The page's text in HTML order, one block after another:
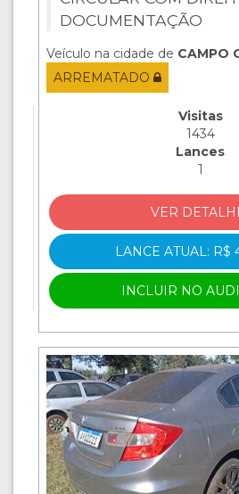
DOCUMENTAÇÃO
Veículo na cidade de CAMPO
ARREMATADO
Visitas
1434
Lances
1
VER
LANCE ATUAL: R$
INCLUIR NO